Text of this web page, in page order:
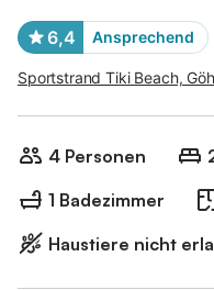
6,4 Ansprechend
Sportstrand Tiki Beach,
4 Personen
1 Badezimmer
Haustiere nicht